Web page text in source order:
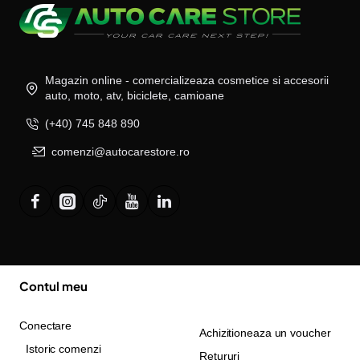
Magazin online - comercializeaza cosmetice si accesorii
auto, moto, atv, biciclete, camioane
(+40) 745 848 890
comenzi@autocarestore.ro
Contul meu
Conectare
Istoric comenzi
Achizitioneaza un voucher
Retururi